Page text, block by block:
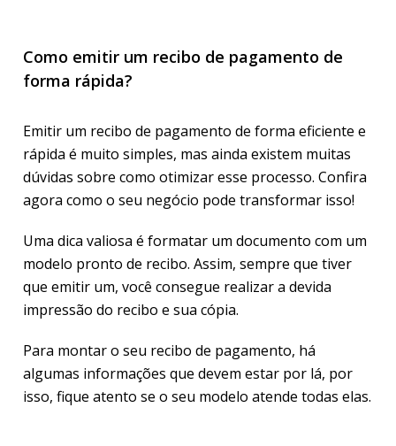
Como emitir um recibo de pagamento de
forma rápida?
Emitir um recibo de pagamento de forma eficiente e
rápida é muito simples, mas ainda existem muitas
dúvidas sobre como otimizar esse processo. Confira
agora como o seu negócio pode transformar isso!
Uma dica valiosa é formatar um documento com um
modelo pronto de recibo. Assim, sempre que tiver
que emitir um, você consegue realizar a devida
impressão do recibo e sua cópia.
Para montar o seu recibo de pagamento, há
algumas informações que devem estar por lá, por
isso, fique atento se o seu modelo atende todas elas.